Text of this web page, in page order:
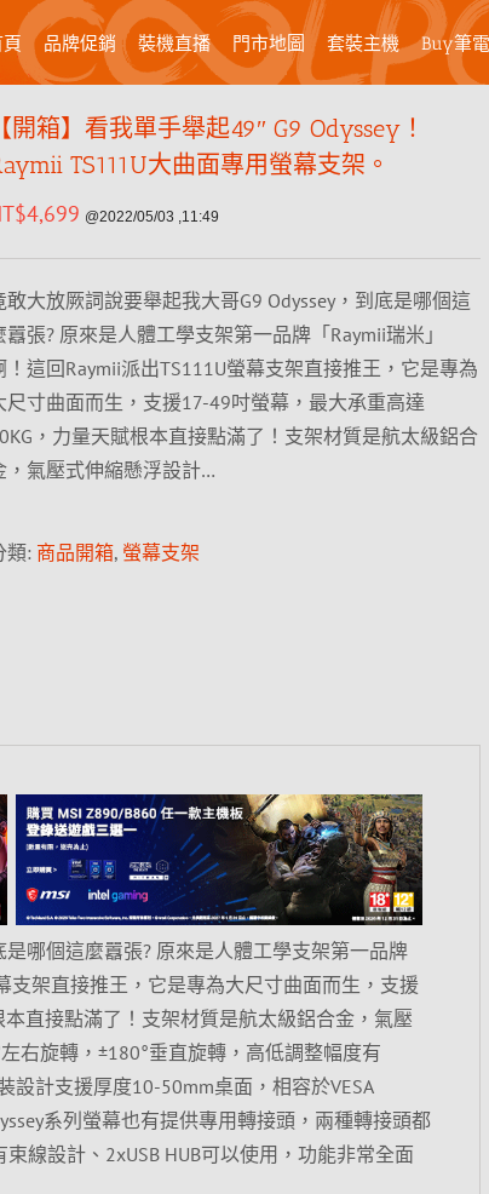
品牌促銷 裝機直播 門市地圖 套裝主機 Buy筆電
【開箱】看我單手舉起49″ G9 Odyssey！
TS111U大曲面專用螢幕支架。
4,699 @2022/05/03 ,11:49
敢大放厥詞說要舉起我大哥G9 Odyssey，到底是哪個這
囂張? 原來是人體工學支架第一品牌「Raymii瑞米」
！這回Raymii派出TS111U螢幕支架直接推王，它是專為
尺寸曲面而生，支援17-49吋螢幕，最大承重高達
，力量天賦根本直接點滿了！支架材質是航太級鋁合
，氣壓式伸縮懸浮設計…
類: 商品開箱, 螢幕支架
哪個這麼囂張? 原來是人體工學支架第一品牌
支架直接推王，它是專為大尺寸曲面而生，支援
直接點滿了！支架材質是航太級鋁合金，氣壓
右旋轉，±180°垂直旋轉，高低調整幅度有
計支援厚度10-50mm桌面，相容於VESA
系列螢幕也有提供專用轉接頭，兩種轉接頭都
線設計、2xUSB HUB可以使用，功能非常全面